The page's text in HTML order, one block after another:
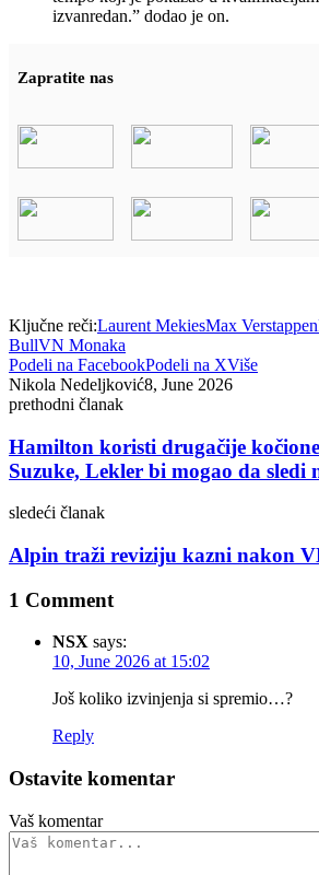
izvanredan.” dodao je on.
Zapratite nas
Ključne reči:Laurent MekiesMax Verstappen
BullVN Monaka
Podeli na FacebookPodeli na XViše
Nikola Nedeljković8, June 2026
prethodni članak
Hamilton koristi drugačije
Suzuke, Lekler bi mogao da sledi
sledeći članak
Alpin traži reviziju kazni nakon
1 Comment
NSX says:
10, June 2026 at 15:02
Još koliko izvinjenja si spremio…?
Reply
Ostavite komentar
Vaš komentar